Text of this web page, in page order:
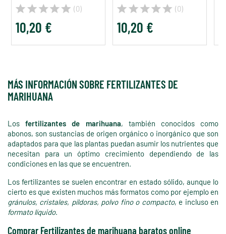
(0)
10,20 €
(0)
10,20 €
MÁS INFORMACIÓN SOBRE FERTILIZANTES DE
MARIHUANA
Losfertilizantes de marihuana, también conocidos como
abonos, son sustancias de origen orgánico o inorgánico que son
adaptados para que las plantas puedan asumir los nutrientes que
necesitan para un óptimo crecimiento dependiendo de las
condiciones en las que se encuentren.
Los fertilizantes se suelen encontrar en estado sólido, aunque lo
cierto es que existen muchos más formatos como por ejemplo en
gránulos, cristales, píldoras, polvo fino o compacto, e incluso en
formato líquido.
Comprar Fertilizantes de marihuana baratos online